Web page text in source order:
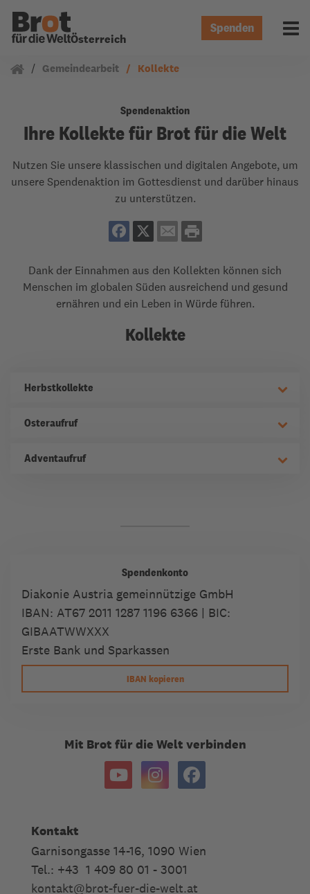
Österreich
Spenden
Gemeindearbeit Kollekte
Spendenaktion
Ihre Kollekte für Brot für die Welt
Nutzen Sie unsere klassischen und digitalen Angebote, um
unsere Spendenaktion im Gottesdienst und darüber hinaus
zu unterstützen.
Dank der Einnahmen aus den Kollekten können sich
Menschen im globalen Süden ausreichend und gesund
ernähren und ein Leben in Würde führen.
Kollekte
Herbstkollekte
Osteraufruf
Adventaufruf
Spendenkonto
Diakonie Austria gemeinnützige GmbH
IBAN: AT67 2011 1287 1196 6366 | BIC:
GIBAATWWXXX
Erste Bank und Sparkassen
IBAN kopieren
Mit Brot für die Welt verbinden
Kontakt
Garnisongasse 14-16, 1090 Wien
Tel.: +43 1 409 80 01 - 3001
kontakt@brot-fuer-die-welt.at